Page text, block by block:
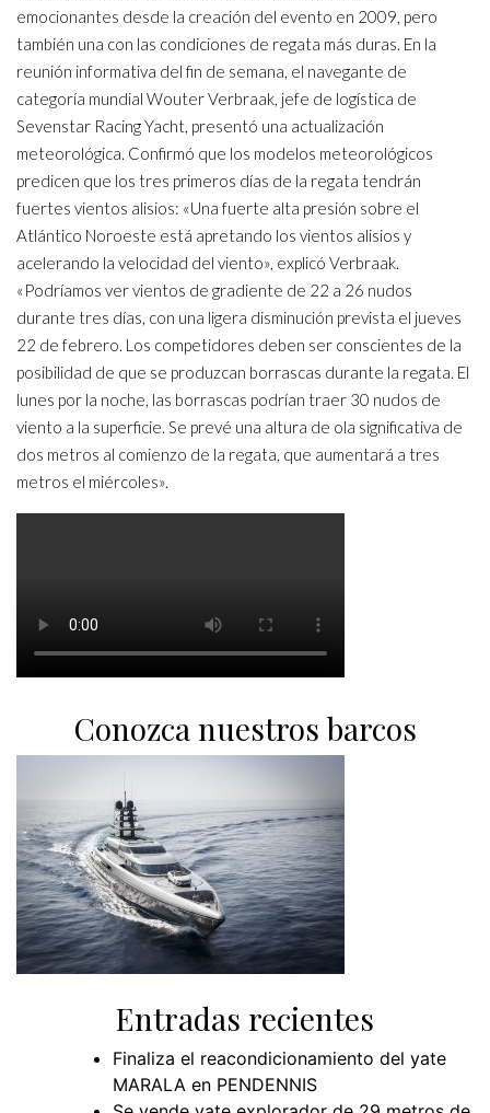
emocionantes desde la creación del evento en 2009, pero
también una con las condiciones de regata más duras. En la
reunión informativa del fin de semana, el navegante de
categoría mundial Wouter Verbraak, jefe de logística de
Sevenstar Racing Yacht, presentó una actualización
meteorológica. Confirmó que los modelos meteorológicos
predicen que los tres primeros días de la regata tendrán
fuertes vientos alisios: «Una fuerte alta presión sobre el
Atlántico Noroeste está apretando los vientos alisios y
acelerando la velocidad del viento», explicó Verbraak.
«Podríamos ver vientos de gradiente de 22 a 26 nudos
durante tres días, con una ligera disminución prevista el jueves
22 de febrero. Los competidores deben ser conscientes de la
posibilidad de que se produzcan borrascas durante la regata. El
lunes por la noche, las borrascas podrían traer 30 nudos de
viento a la superficie. Se prevé una altura de ola significativa de
dos metros al comienzo de la regata, que aumentará a tres
metros el miércoles».
Conozca nuestros barcos
Entradas recientes
Finaliza el reacondicionamiento del yate
MARALA en PENDENNIS